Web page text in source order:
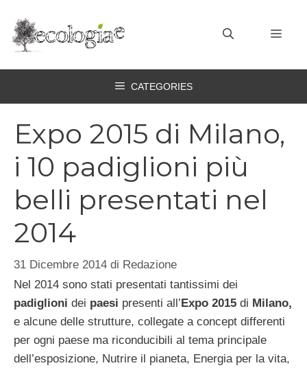
contenuto
CATEGORIES
Expo 2015 di Milano,
i 10 padiglioni più
belli presentati nel
2014
31 Dicembre 2014 di Redazione
Nel 2014 sono stati presentati tantissimi dei
padiglioni dei paesi presenti all’Expo 2015 di Milano,
e alcune delle strutture, collegate a concept differenti
per ogni paese ma riconducibili al tema principale
dell’esposizione, Nutrire il pianeta, Energia per la vita,